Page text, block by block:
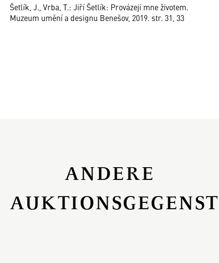
Šetlík, J., Vrba, T.: Jiří Šetlík: Provázejí mne životem.
Muzeum umění a designu Benešov, 2019. str. 31, 33
ANDERE